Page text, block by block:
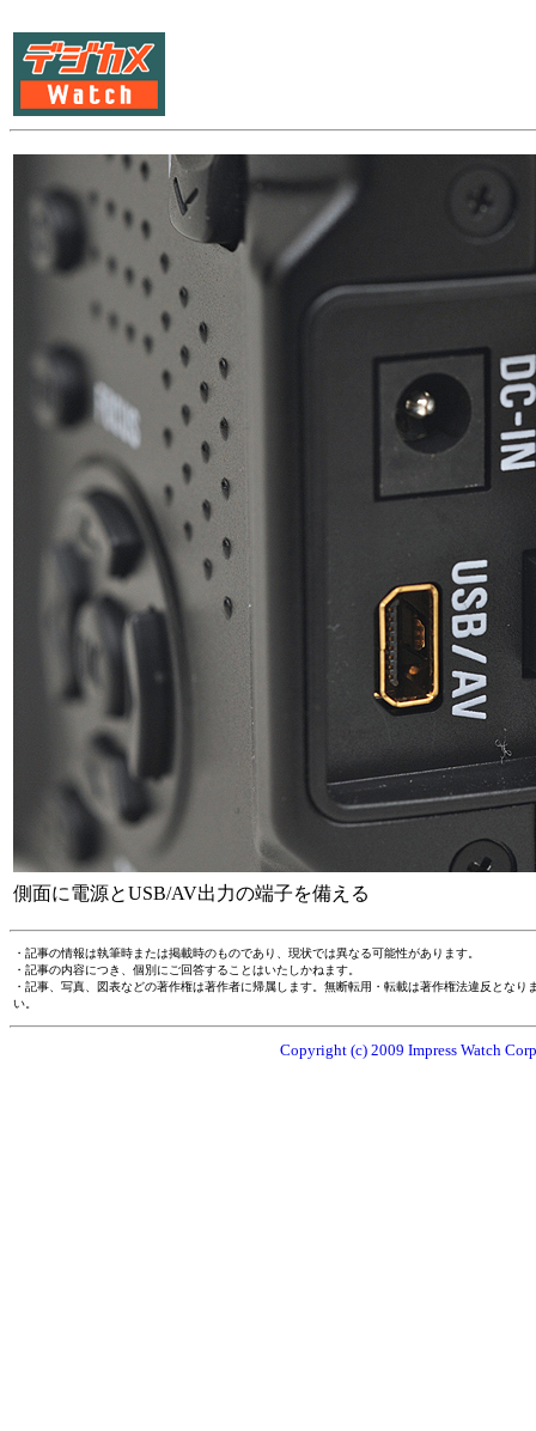
側面に電源とUSB/AV出力の端子を備える
・記事の情報は執筆時または掲載時のものであり、現状では異なる可能性があります。
・記事の内容につき、個別にご回答することはいたしかねます。
・記事、写真、図表などの著作権は著作者に帰属します。無断転用・転載は著作権法違反とな
い。
Copyright (c) 2009 Impress Watch